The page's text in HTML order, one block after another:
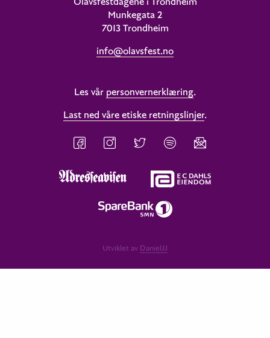
Munkegata 2
7013 Trondheim
info@olavsfest.no
Les vår personvernerklæring.
Last ned våre etiske retningslinjer.
Utviklet av DanielJJ